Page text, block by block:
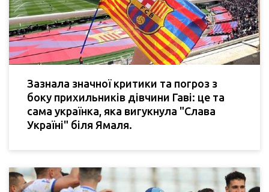
Зазнала значної критики та погроз з
боку прихильників дівчини Гаві: це та
сама українка, яка вигукнула "Слава
Україні" біля Ямаля.